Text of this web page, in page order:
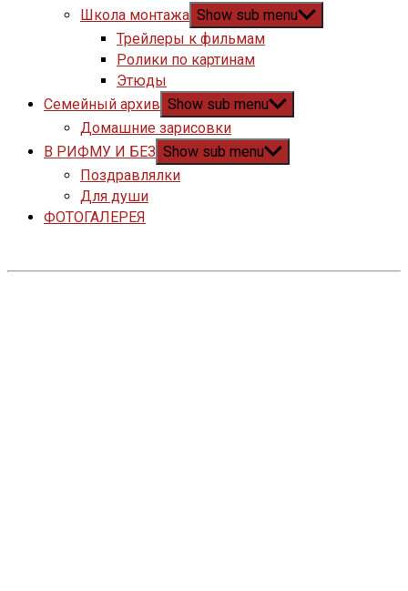
Школа монтажа Show sub menu
Трейлеры к фильмам
Ролики по картинам
Этюды
Семейный архив Show sub menu
Домашние зарисовки
В РИФМУ И БЕЗ Show sub menu
Поздравлялки
Для души
ФОТОГАЛЕРЕЯ